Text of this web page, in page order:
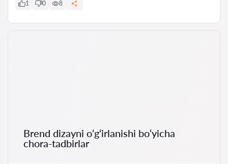
1 0 8
Brend dizayni o‘g‘irlanishi bo‘yicha
chora-tadbirlar